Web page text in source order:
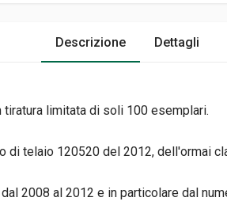
Descrizione Dettagli
limitata di soli 100 esemplari.
di telaio 120520 del 2012, dell'ormai
2008 al 2012 e in particolare dal